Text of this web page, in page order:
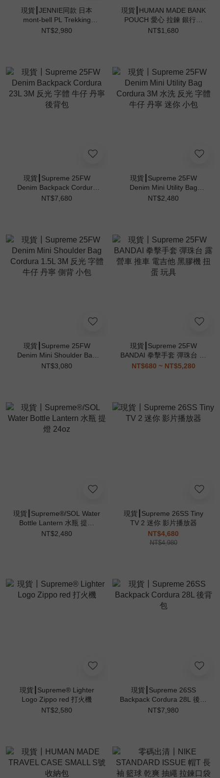
現貨┃JENNIE同款 日本
mont-bell PL Trekking
Glasses 折疊 防紫外線 偏光
NT$2,980
現貨┃HUMAN MADE BANK
POUCH 愛心 拉鍊 銀行袋
收納袋 化妝包
NT$1,680
現貨┃Supreme 25FW
Denim Backpack Cordura
23L 3M 反光 字體 牛仔 丹寧
NT$7,680
現貨┃Supreme 25FW
Denim Mini Utility Bag
Cordura 3M 水洗 反光 字體
NT$2,480
現貨┃Supreme 25FW
Denim Mini Shoulder Bag
Cordura 1.5L 3M 反光 字體
NT$3,080
現貨┃Supreme 25FW
BANDAI 拳擊手套 彈珠台 露
營車 推車 電吉他 黑膠機 扭
NT$680 ~ NT$5,280
現貨┃Supreme®/SOL Water
Bottle Lantern 水瓶 提燈
24oz
NT$2,480
現貨┃Supreme 26SS Tiny
TV 2 迷你 影片播放器
NT$4,680
NT$4,980
現貨┃Supreme® Lighter
Logo Zippo red 打火機
NT$2,580
現貨┃Supreme 26SS
Backpack Cordura 28L 後背
包
NT$7,980